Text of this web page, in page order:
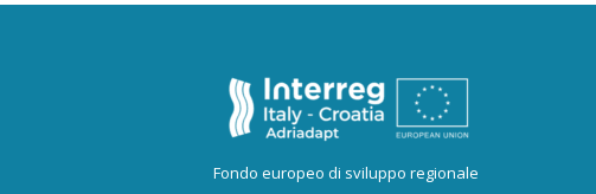
Fondo europeo di sviluppo regionale